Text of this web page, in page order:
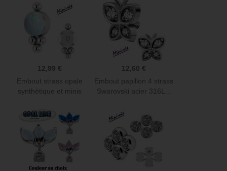
12,99 €
Embout strass opale
synthétique et minis
12,60 €
Embout papillon 4 strass
Swarovski acier 316L...